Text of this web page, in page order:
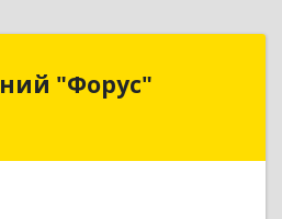
"Форус"
компаний "Форус"
обл, Иркутск г, Ямская ул,